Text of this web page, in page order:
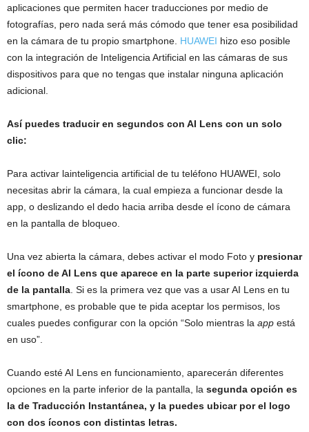
aplicaciones que permiten hacer traducciones por medio de
fotografías, pero nada será más cómodo que tener esa posibilidad
en la cámara de tu propio smartphone. HUAWEI hizo eso posible
con la integración de Inteligencia Artificial en las cámaras de sus
dispositivos para que no tengas que instalar ninguna aplicación
adicional.
Así puedes traducir en segundos con AI Lens con un solo
clic:
Para activar lainteligencia artificial de tu teléfono HUAWEI, solo
necesitas abrir la cámara, la cual empieza a funcionar desde la
app, o deslizando el dedo hacia arriba desde el ícono de cámara
en la pantalla de bloqueo.
Una vez abierta la cámara, debes activar el modo Foto y presionar
el ícono de AI Lens que aparece en la parte superior izquierda
de la pantalla . Si es la primera vez que vas a usar AI Lens en tu
smartphone, es probable que te pida aceptar los permisos, los
cuales puedes configurar con la opción “Solo mientras la app está
en uso”.
Cuando esté AI Lens en funcionamiento, aparecerán diferentes
opciones en la parte inferior de la pantalla, la segunda opción es
la de Traducción Instantánea, y la puedes ubicar por el logo
con dos íconos con distintas letras.